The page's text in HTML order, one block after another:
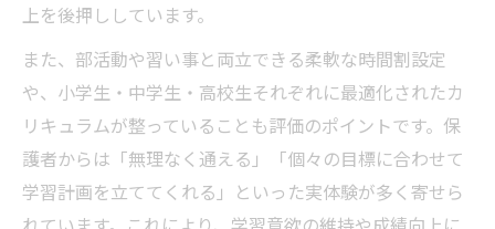
上を後押ししています。
また、部活動や習い事と両立できる柔軟な時間割設定
や、小学生・中学生・高校生それぞれに最適化されたカ
リキュラムが整っていることも評価のポイントです。保
護者からは「無理なく通える」「個々の目標に合わせて
学習計画を立ててくれる」といった実体験が多く寄せら